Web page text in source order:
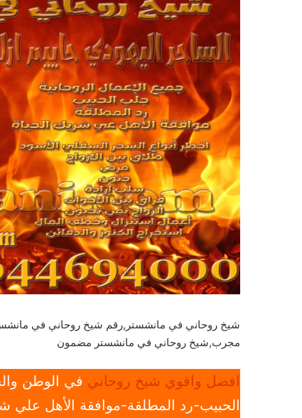
شيخ روحاني في مانشستر,رقم شيخ روحاني في
مجرب,شيخ روحاني في مانشستر مضمون
افضل واقوي شيخ روحاني في الوطن
الحبيب-رد المطلقة-موافقة الأهل علي